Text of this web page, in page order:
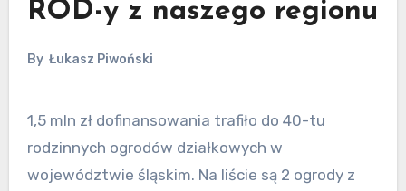
ROD-y z naszego regionu
By Łukasz Piwoński
1,5 mln zł dofinansowania trafiło do 40-tu
rodzinnych ogrodów działkowych w
województwie śląskim. Na liście są 2 ogrody z